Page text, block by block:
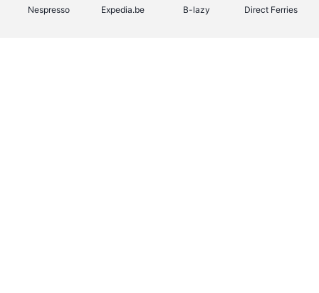
Nespresso Expedia.be B-lazy Direct Ferries